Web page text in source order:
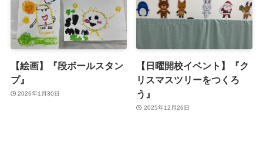
【絵画】『段ボールスタン
プ』
2026年1月30日
【日曜開校イベント】『ク
リスマスツリーをつくろ
う』
2025年12月26日